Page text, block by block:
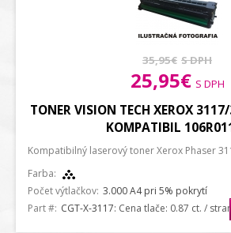
35,95€ S DPH
25,95€ S DPH
TONER VISION TECH XEROX
KOMPATIBIL
Kompatibilný laserový toner Xerox Phaser
Farba:
Počet výtlačkov: 3.000 A4 pri 5% pokrytí
Part #: CGT-X-3117: Cena tlače: 0.87 ct. /